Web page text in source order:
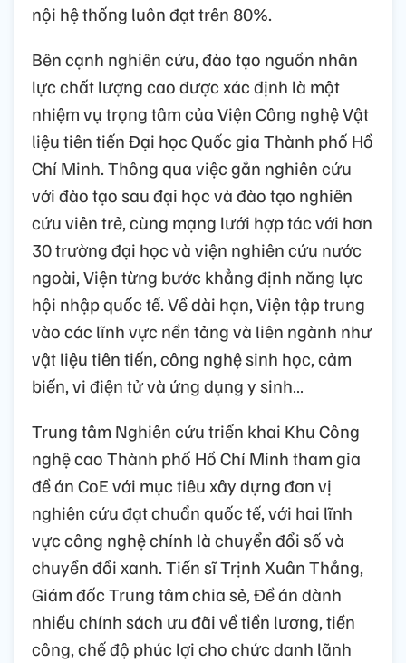
nội hệ thống luôn đạt trên 80%.
Bên cạnh nghiên cứu, đào tạo nguồn nhân
lực chất lượng cao được xác định là một
nhiệm vụ trọng tâm của Viện Công nghệ Vật
liệu tiên tiến Đại học Quốc gia Thành phố Hồ
Chí Minh. Thông qua việc gắn nghiên cứu
với đào tạo sau đại học và đào tạo nghiên
cứu viên trẻ, cùng mạng lưới hợp tác với hơn
30 trường đại học và viện nghiên cứu nước
ngoài, Viện từng bước khẳng định năng lực
hội nhập quốc tế. Về dài hạn, Viện tập trung
vào các lĩnh vực nền tảng và liên ngành như
vật liệu tiên tiến, công nghệ sinh học, cảm
biến, vi điện tử và ứng dụng y sinh…
Trung tâm Nghiên cứu triển khai Khu Công
nghệ cao Thành phố Hồ Chí Minh tham gia
đề án CoE với mục tiêu xây dựng đơn vị
nghiên cứu đạt chuẩn quốc tế, với hai lĩnh
vực công nghệ chính là chuyển đổi số và
chuyển đổi xanh. Tiến sĩ Trịnh Xuân Thắng,
Giám đốc Trung tâm chia sẻ, Đề án dành
nhiều chính sách ưu đãi về tiền lương, tiền
công, chế độ phúc lợi cho chức danh lãnh